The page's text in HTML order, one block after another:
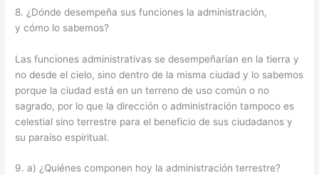
8. ¿Dónde desempeña sus funciones la administración,
y cómo lo sabemos?
Las funciones administrativas se desempeñarían en la tierra y
no desde el cielo, sino dentro de la misma ciudad y lo sabemos
porque la ciudad está en un terreno de uso común o no
sagrado, por lo que la dirección o administración tampoco es
celestial sino terrestre para el beneficio de sus ciudadanos y
su paraíso espiritual.
9. a) ¿Quiénes componen hoy la administración terrestre?